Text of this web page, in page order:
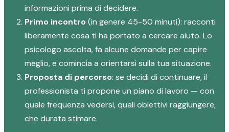
informazioni prima di decidere.
Primo incontro(in genere 45-50 minuti): racconti
liberamente cosa ti ha portato a cercare aiuto. Lo
psicologo ascolta, fa alcune domande per capire
meglio, e comincia a orientarsi sulla tua situazione.
Proposta di percorso: se decidi di continuare, il
professionista ti propone un piano di lavoro — con
quale frequenza vedersi, quali obiettivi raggiungere,
che durata stimare.